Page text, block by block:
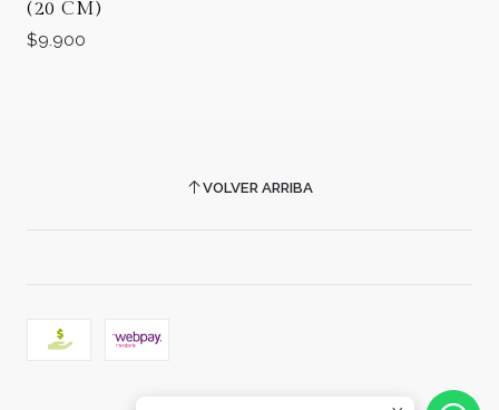
(20 CM)
$9.900
VOLVER ARRIBA